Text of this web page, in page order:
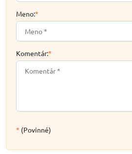
Meno:*
Komentár:*
* (Povinné)